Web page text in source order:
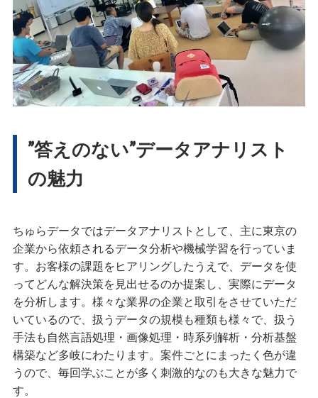
”答えのない”データアナリスト
の魅力
ちゅらデータではデータアナリストとして、主に東京の
企業から依頼されるデータ分析や機械学習を行っていま
す。お客様の課題をヒアリングしたうえで、データを使
ってどんな解決策を見出せるのか提案し、実際にデータ
を分析します。様々な業界の企業と取引をさせていただ
いているので、扱うデータの規模も種類も様々で、扱う
手法も自然言語処理・画像処理・時系列解析・分析基盤
構築など多岐にわたります。案件ごとにまったく色が違
うので、毎回学ぶことが多く刺激的なのも大きな魅力で
す。